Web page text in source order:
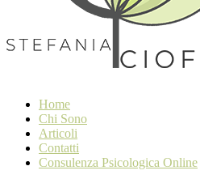
Home
Chi Sono
Articoli
Contatti
Consulenza Psicologica Online